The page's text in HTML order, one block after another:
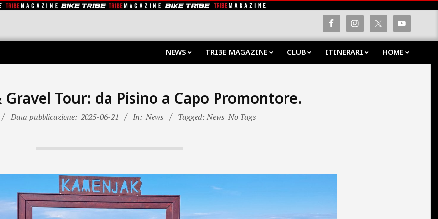
NEWS TRIBE MAGAZINE CLUB ITINERARI HOME
Tour: da Pisino a Capo Promontore.
Data pubblicazione: 2025-06-21 In: News Tagged: News No Tags